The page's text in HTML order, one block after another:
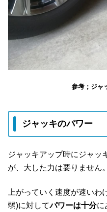
参考；ジャ
ジャッキのパワー
ジャッキアップ時にジャッ
が、大した力は要りません。
上がっていく速度が速い
弱)に対してパワーは十分に